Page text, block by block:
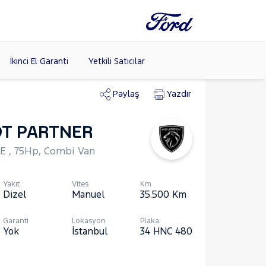
İkinci El Garanti Yetkili Satıcılar
Paylaş Yazdır
PARTNER
, 75Hp, Combi Van
Yakıt
Dizel
Vites
Manuel
Km
35.500 Km
Garanti
Yok
Lokasyon
İstanbul
Plaka
34 HNC 480